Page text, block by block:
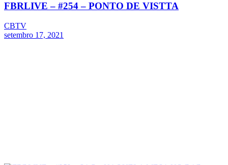
FBRLIVE – #254 – PONTO DE VISTTA
CBTV
setembro 17, 2021